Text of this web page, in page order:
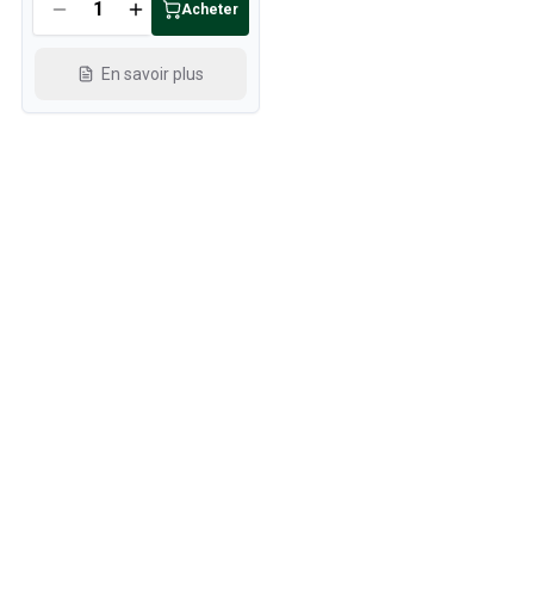
Acheter
En savoir plus